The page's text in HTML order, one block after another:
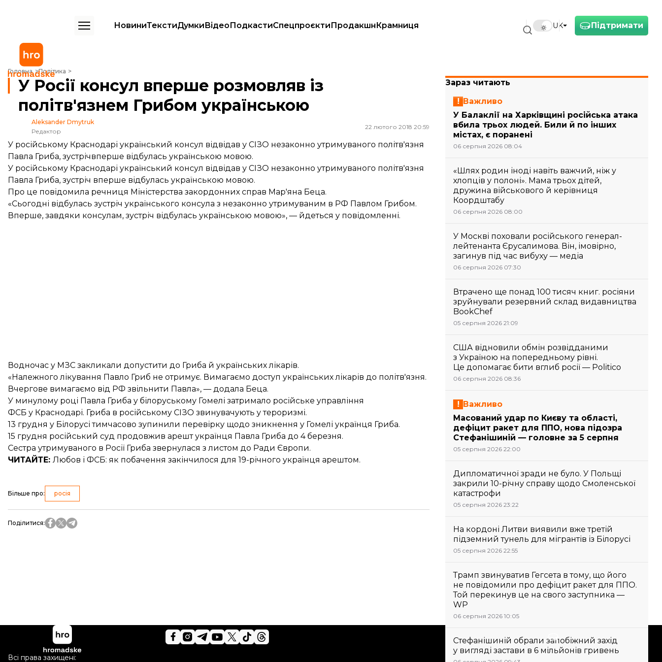
Підтримати
UK
НовиниТекстиДумкиВідеоПодкастиСпецпроєктиПродакшнКрамниця
Головна Політика
У Росії консул вперше розмовляв із політв'язнем Грибом українською
У Росії консул вперше розмовляв із
політв'язнем Грибом українською
Aleksander Dmytruk
Редактор
22 лютого 2018 20:59
У російському Краснодарі український консул відвідав у СІЗО незаконно утримуваного політв'язня
Павла Гриба, зустрічвперше відбулась українською мовою.
У російському Краснодарі український консул відвідав у СІЗО незаконно утримуваного політв'язня
Павла Гриба, зустріч вперше відбулась українською мовою.
Про це повідомила речниця Міністерства закордонних справ Мар'яна Беца.
«Сьогодні відбулась зустріч українського консула з незаконно утримуваним в РФ Павлом Грибом.
Вперше, завдяки консулам, зустріч відбулась українською мовою», — йдеться у повідомленні.
Водночас у МЗС закликали допустити до Гриба й українських лікарів.
«Належного лікування Павло Гриб не отримує. Вимагаємо доступ українських лікарів до політв'язня.
Вчергове вимагаємо від РФ звільнити Павла», — додала Беца.
У минулому році Павла Гриба у білоруському Гомелі затримало російське управління
ФСБ у Краснодарі. Гриба в російському СІЗО звинувачують у тероризмі.
13 грудня у Білорусі тимчасово зупинили перевірку щодо зникнення у Гомелі українця Гриба.
15 грудня російський суд продовжив арешт українця Павла Гриба до 4 березня.
Сестра утримуваного в Росії Гриба звернулася з листом до Ради Європи.
ЧИТАЙТЕ: Любов і ФСБ: як побачення закінчилося для 19-річного українця арештом.
Більше про: росія
Поділитися:
Зараз читають
Важливо
У Балаклії на Харківщині російська атака
вбила трьох людей. Били й по інших
містах, є поранені
06 серпня 2026 08:04
«Шлях родин іноді навіть важчий, ніж у
хлопців у полоні». Мама трьох дітей,
дружина військового й керівниця
Коордштабу
06 серпня 2026 08:00
У Москві поховали російського генерал-
лейтенанта Єрусалимова. Він, імовірно,
загинув під час вибуху — медіа
06 серпня 2026 07:30
Втрачено ще понад 100 тисяч книг. росіяни
зруйнували резервний склад видавництва
BookChef
05 серпня 2026 21:09
США відновили обмін розвідданими
з Україною на попередньому рівні.
Це допомагає бити вглиб росії — Politico
06 серпня 2026 08:36
Важливо
Масований удар по Києву та області,
дефіцит ракет для ППО, нова підозра
Стефанішиній — головне за 5 серпня
05 серпня 2026 22:00
Дипломатичної зради не було. У Польщі
закрили 10-річну справу щодо Смоленської
катастрофи
05 серпня 2026 23:22
На кордоні Литви виявили вже третій
підземний тунель для мігрантів із Білорусі
05 серпня 2026 22:55
Трамп звинуватив Гегсета в тому, що його
не повідомили про дефіцит ракет для ППО.
Той перекинув це на свого заступника —
WP
06 серпня 2026 10:05
Стефанішиній обрали запобіжний захід
у вигляді застави в 6 мільйонів гривень
Підтримати
Всі права захищені: